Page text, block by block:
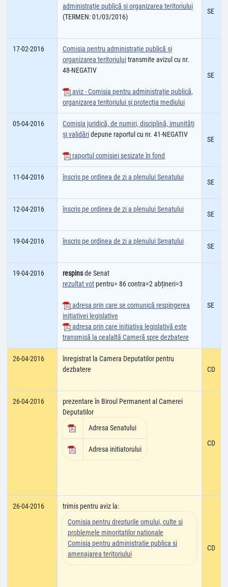
administraţie publică şi organizarea teritoriului
(TERMEN: 01/03/2016)
SE
17-02-2016
Comisia pentru administraţie publică şi
organizarea teritoriuluitransmite avizul cu nr.
48-NEGATIV
aviz - Comisia pentru administraţie publică,
organizarea teritoriului şi protecţia mediului
SE
05-04-2016
Comisia juridică, de numiri, disciplină, imunităţi
şi validăridepune raportul cu nr. 41-NEGATIV
raportul comisiei sesizate în fond
SE
11-04-2016 înscris pe ordinea de zi a plenului Senatului
SE
12-04-2016 înscris pe ordinea de zi a plenului Senatului
SE
19-04-2016 înscris pe ordinea de zi a plenului Senatului
SE
19-04-2016 respinsde Senat
rezultat vot pentru= 86 contra=2 abțineri=3
adresa prin care se comunică respingerea
iniţiativei legislative
adresa prin care iniţiativa legislativă este
transmisă la cealaltă Cameră spre dezbatere
SE
26-04-2016
înregistrat la Camera Deputatilor pentru
dezbatere
CD
26-04-2016
prezentare în Biroul Permanent al Camerei
Deputatilor
Adresa Senatului
Adresa initiatorului
CD
26-04-2016
trimis pentru aviz la:
Comisia pentru drepturile omului, culte si
problemele minoritatilor nationale
Comisia pentru administratie publica si
amenajarea teritoriului
CD